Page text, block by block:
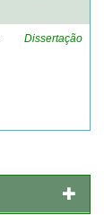
Dissertação